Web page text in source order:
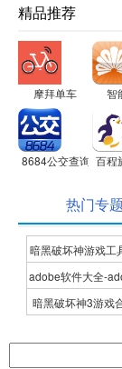
精品推荐
摩拜单车 智
8684公交查询 百程
热门专
暗黑破坏神游戏工
集
adobe软件大全-
全系列软件下载-
暗黑破坏神3游戏